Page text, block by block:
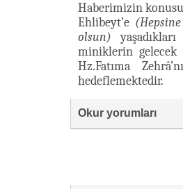
Haberimizin
Ehlibeyt’e
olsun)
miniklerin gelecek
Hz.Fatıma
hedeflemektedir.
Okur yorumları